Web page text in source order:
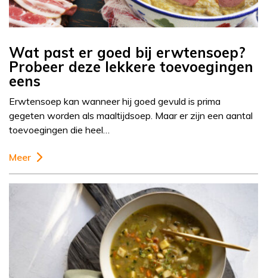
Wat past er goed bij erwtensoep?
Probeer deze lekkere toevoegingen
eens
Erwtensoep kan wanneer hij goed gevuld is prima
gegeten worden als maaltijdsoep. Maar er zijn een aantal
toevoegingen die heel…
Meer